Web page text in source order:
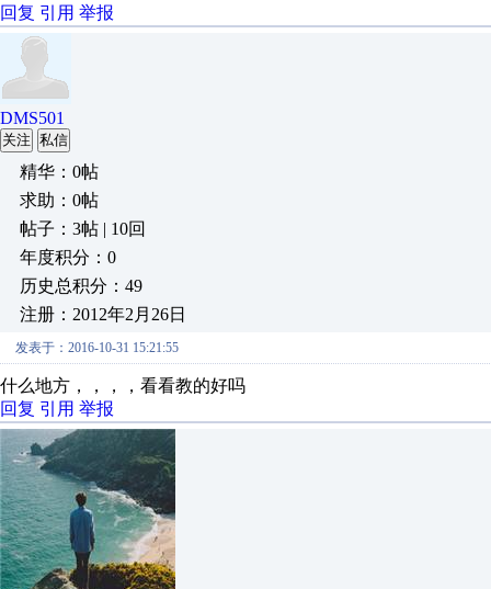
回复 引用 举报
DMS501
关注 私信
精华：0帖
求助：0帖
帖子：3帖 | 10回
年度积分：0
历史总积分：49
注册：2012年2月26日
发表于：2016-10-31 15:21:55
什么地方，，，，看看教的好吗
回复 引用 举报